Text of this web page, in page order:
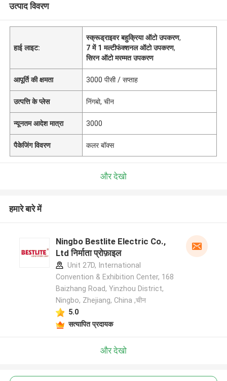
उत्पाद विवरण
हाई लाइट:
स्क्रूड्राइवर बहुक्रिया ऑटो उपकरण,
7 में 1 मल्टीफंक्शनल ऑटो उपकरण,
सिरन ऑटो मरम्मत उपकरण
आपूर्ति की क्षमता 3000 पीसी / सप्ताह
उत्पत्ति के प्लेस निंगबो, चीन
न्यूनतम आदेश मात्रा 3000
पैकेजिंग विवरण कलर बॉक्स
और देखो
हमारे बारे में
Ningbo Bestlite Electric Co.,
Ltd निर्माता प्रोफ़ाइल
Unit 27D, International
Convention & Exhibition Center, 168
Baizhang Road, Yinzhou District,
Ningbo, Zhejiang, China ,चीन
5.0
सत्यापित प्रदायक
और देखो